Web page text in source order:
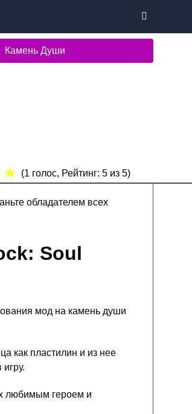
Камень Души
★ (1 голос, Рейтинг: 5из 5)
обладателем всех
Soul
мод на камень души
как пластилин и из нее
любимым героем и